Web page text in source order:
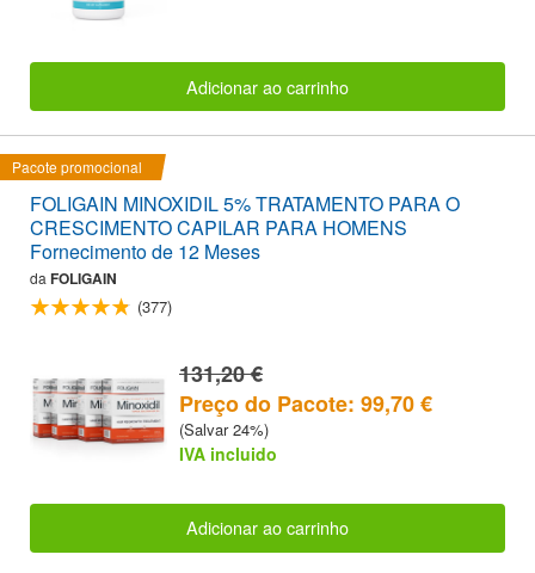
Adicionar ao carrinho
Pacote promocional
FOLIGAIN MINOXIDIL 5% TRATAMENTO PARA O
CRESCIMENTO CAPILAR PARA HOMENS
Fornecimento de 12 Meses
da FOLIGAIN
(377)
131,20 €
Preço do Pacote: 99,70 €
(Salvar 24%)
IVA incluido
Adicionar ao carrinho